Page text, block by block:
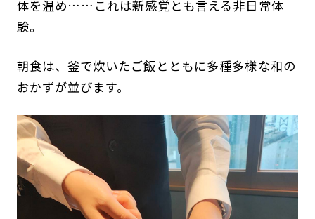
体を温め……これは新感覚とも言える非日常体
験。
朝食は、釜で炊いたご飯とともに多種多様な和の
おかずが並びます。